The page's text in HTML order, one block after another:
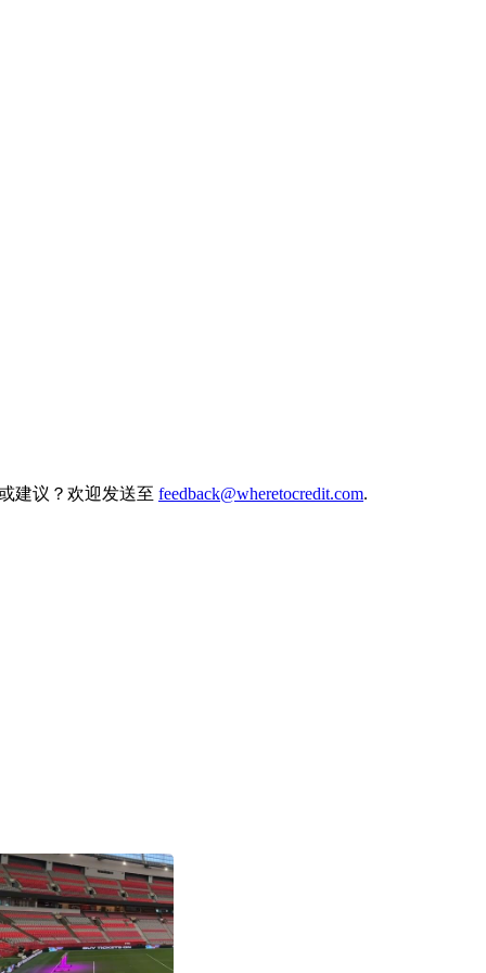
建议？欢迎发送至 feedback@wheretocredit.com.